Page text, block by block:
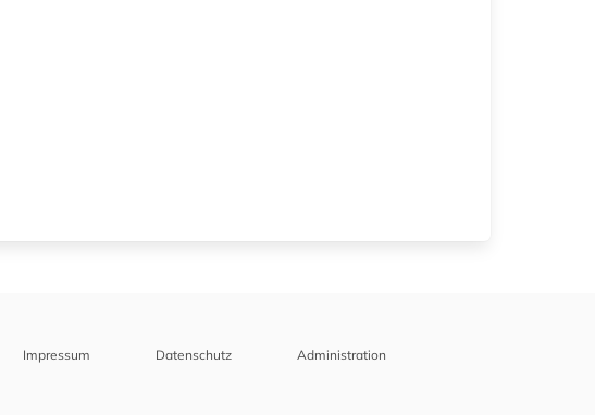
Impressum Datenschutz Administration